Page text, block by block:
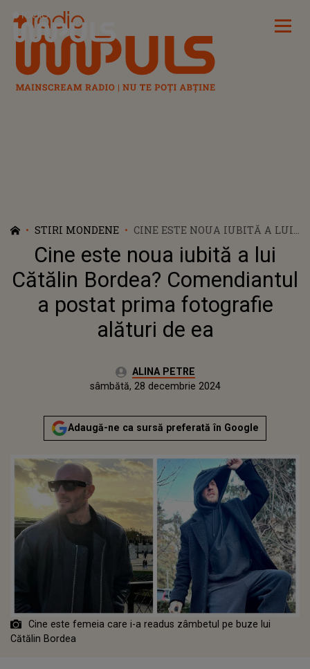
Radio Impuls
STIRI MONDENE
CINE ESTE NOUA IUBITĂ A LUI
CĂTĂLIN BORDEA?
COMENDIANTUL A POSTAT
PRIMA FOTOGRAFIE ALĂTURI
DE EA
Cine este noua iubită a lui
Cătălin Bordea? Comendiantul
a postat prima fotografie
alături de ea
Autor:ALINA PETRE
Publicat:
sâmbătă, 28 decembrie 2024
Adaugă-ne ca sursă preferată în Google
Cine este femeia care i-a readus zâmbetul pe buze lui
Cătălin Bordea